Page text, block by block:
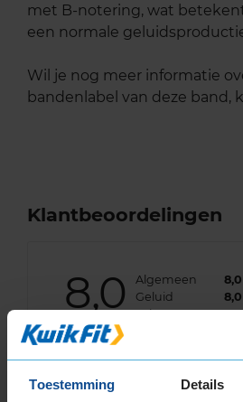
Toestemming Details
met B-notering, wat
een normale
Wil je nog meer informatie
bandenlabel van deze band,
Klantbeoordelingen
8,0 Algemeen
8,0
Geluid
8,0
Grip
7,0
Band 215/45R18 93V
Datum beoordeling
Normaal